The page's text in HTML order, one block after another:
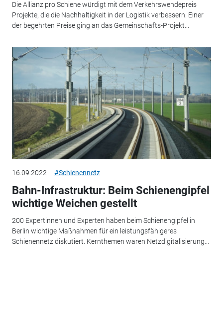
Die Allianz pro Schiene würdigt mit dem Verkehrswendepreis
Projekte, die die Nachhaltigkeit in der Logistik verbessern. Einer
der begehrten Preise ging an das Gemeinschafts-Projekt...
16.09.2022 #Schienennetz
Bahn-Infrastruktur: Beim Schienengipfel
wichtige Weichen gestellt
200 Expertinnen und Experten haben beim Schienengipfel in
Berlin wichtige Maßnahmen für ein leistungsfähigeres
Schienennetz diskutiert. Kernthemen waren Netzdigitalisierung...